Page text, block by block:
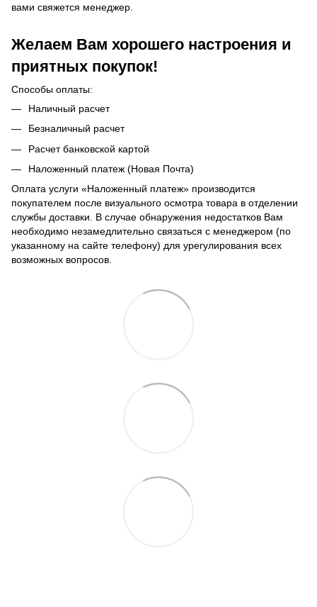
вами свяжется менеджер.
Желаем Вам хорошего настроения и
приятных покупок!
Способы оплаты:
Наличный расчет
Безналичный расчет
Расчет банковской картой
Наложенный платеж (Новая Почта)
Оплата услуги «Наложенный платеж» производится
покупателем после визуального осмотра товара в отделении
службы доставки. В случае обнаружения недостатков Вам
необходимо незамедлительно связаться с менеджером (по
указанному на сайте телефону) для урегулирования всех
возможных вопросов.